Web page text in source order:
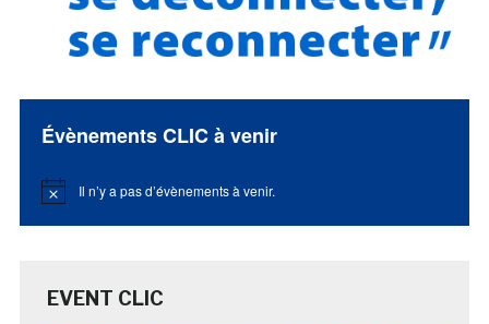
Évènements CLIC à venir
Notice Il n’y a pas d’évènements à venir.
EVENT CLIC